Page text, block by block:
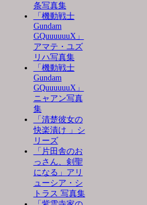
条写真集
「機動戦士
Gundam
GQuuuuuuX」
アマテ・ユズ
リハ写真集
「機動戦士
Gundam
GQuuuuuuX」
ニャアン写真
集
「清楚彼女の
快楽漬け 」シ
リーズ
「片田舎のお
っさん、剣聖
になる」アリ
ューシア・シ
トラス 写真集